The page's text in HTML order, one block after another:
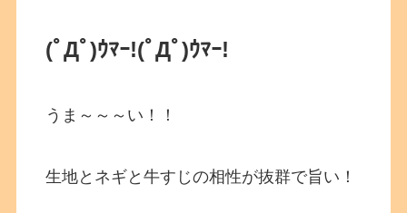
(ﾟДﾟ)ｳﾏｰ!(ﾟДﾟ)ｳﾏｰ!
うま～～～い！！
生地とネギと牛すじの相性が抜群で旨い！